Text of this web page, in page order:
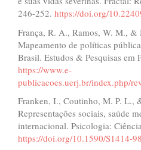
246-252. https://doi.org/
França, R. A., Ramos, W. M.,
Mapeamento de políticas
Brasil. Estudos & Pesquisas em
https://www.e-
publicacoes.uerj.br/index.php/
Franken, I., Coutinho, M. P. L.,
Representações sociais, saúde
internacional. Psicologia:
https://doi.org/10.1590/S1414-